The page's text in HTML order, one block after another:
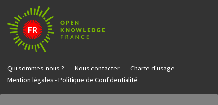
Qui sommes-nous ? Nous contacter
Charte d'usage
Mention légales - Politique de Confidentialité